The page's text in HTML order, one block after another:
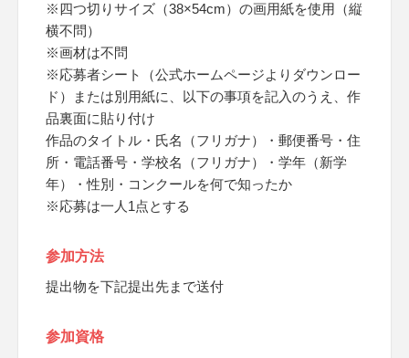
※四つ切りサイズ（38×54cm）の画用紙を使用（縦
横不問）
※画材は不問
※応募者シート（公式ホームページよりダウンロー
ド）または別用紙に、以下の事項を記入のうえ、作
品裏面に貼り付け
作品のタイトル・氏名（フリガナ）・郵便番号・住
所・電話番号・学校名（フリガナ）・学年（新学
年）・性別・コンクールを何で知ったか
※応募は一人1点とする
参加方法
提出物を下記提出先まで送付
参加資格